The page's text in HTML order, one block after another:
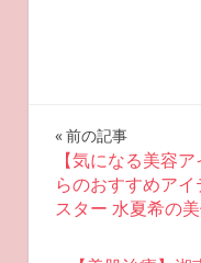
投
稿
ナ
前の記事
【気になる美容
らのおすすめア
スター 水夏希の